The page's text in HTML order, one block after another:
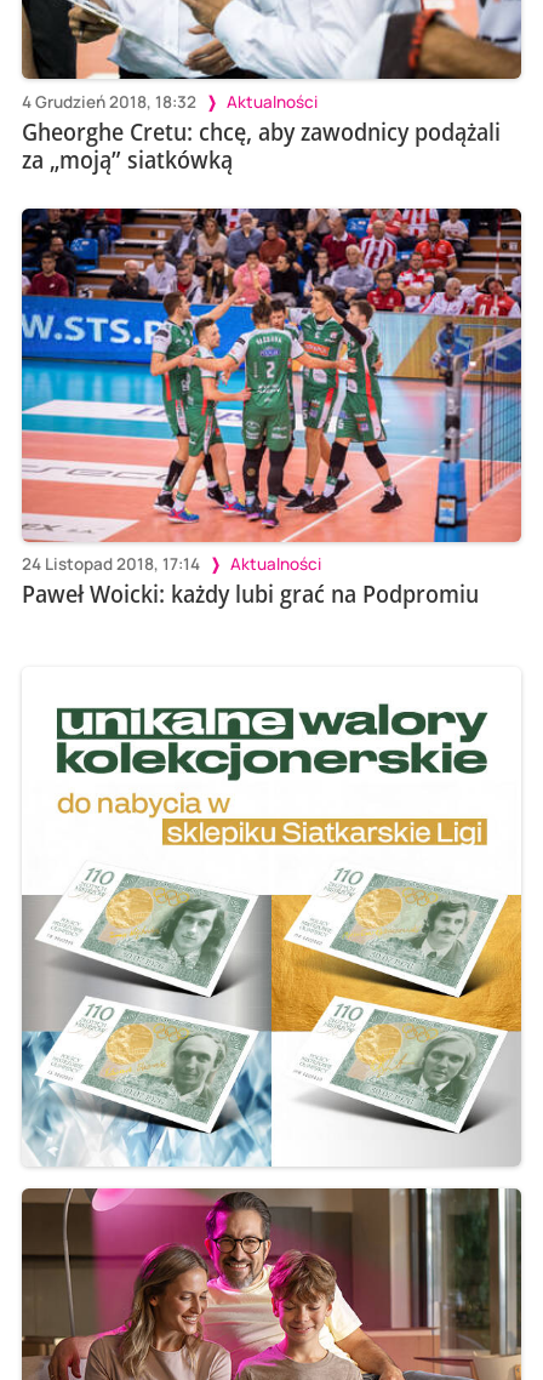
4 Grudzień 2018, 18:32 Aktualności
Gheorghe Cretu: chcę, aby zawodnicy podążali
za „moją” siatkówką
24 Listopad 2018, 17:14 Aktualności
Paweł Woicki: każdy lubi grać na Podpromiu